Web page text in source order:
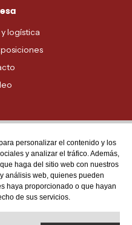
logística
cliente
678 70 70
635 28 28
159 71 61
personalizar el contenido y los
y analizar el tráfico. Además,
haga del sitio web con nuestros
análisis web, quienes pueden
haya proporcionado o que hayan
de sus servicios.